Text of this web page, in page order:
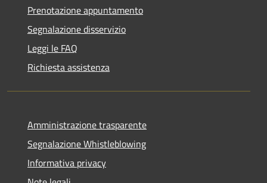
Prenotazione appuntamento
Segnalazione disservizio
Leggi le FAQ
Richiesta assistenza
Amministrazione trasparente
Segnalazione Whistleblowing
Informativa privacy